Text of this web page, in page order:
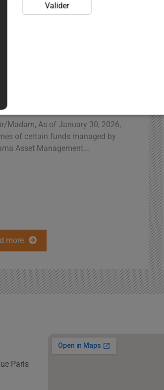
Madam, As of January 30, 2026,
of certain funds managed by
Asset Management...
more
Paris
Valider